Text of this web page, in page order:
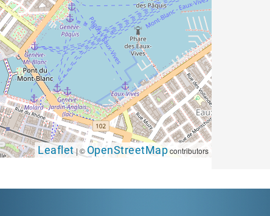
Leaflet| © OpenStreetMapcontributors